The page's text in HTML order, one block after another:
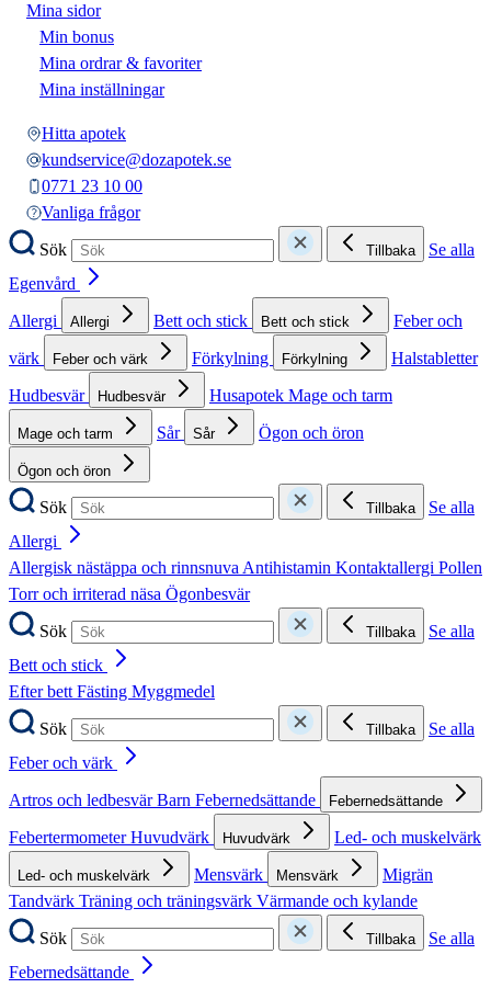
Mina sidor
Min bonus
Mina ordrar & favoriter
Mina inställningar
Hitta apotek
kundservice@dozapotek.se
0771 23 10 00
Vanliga frågor
Sök
Tillbaka
Se alla
Egenvård
Allergi
Allergi Bett och stick Bett och stick
Feber och
värk
Feber och värk Förkylning Förkylning
Halstabletter
Hudbesvär
Hudbesvär Husapotek Mage och tarm
Mage och tarm Sår Sår Ögon och öron
Ögon och öron
Sök Tillbaka
Se alla
Allergi
Allergisk nästäppa och rinnsnuvaAntihistamin Kontaktallergi Pollen
Torr och irriterad näsa Ögonbesvär
Sök
Tillbaka
Se alla
Bett och stick
Efter bettFästing Myggmedel
Sök
Tillbaka
Se alla
Feber och värk
Artros och ledbesvärBarn Febernedsättande Febernedsättande
FebertermometerHuvudvärk Huvudvärk Led- och muskelvärk
Led- och muskelvärk Mensvärk Mensvärk
Migrän
Tandvärk Träning och träningsvärk Värmande och kylande
Sök
Tillbaka
Se alla
Febernedsättande